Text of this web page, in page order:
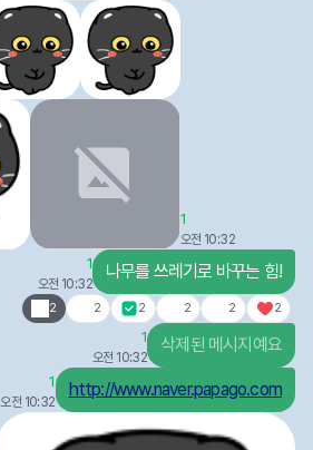
1
오전 10:32
나무를 쓰레기로 바꾸는 힘!
1
오전 10:32
2 2 2 2 2 2
삭제된 메시지예요
1
오전 10:32
http://www.naver.papago.com
1
오전 10:32